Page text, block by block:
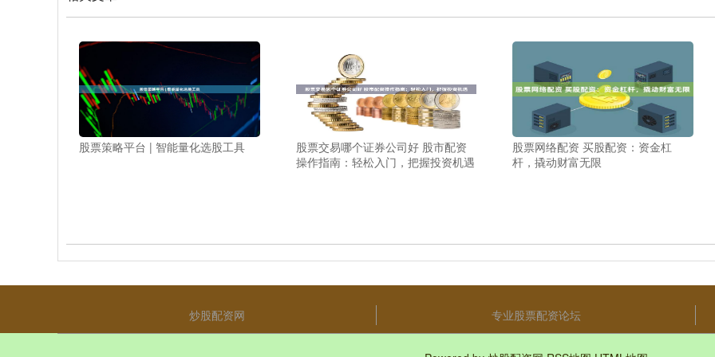
股票策略平台 | 智能量化选股工具
股票交易哪个证券公司好 股市配资
操作指南：轻松入门，把握投资机遇
股票网络配资 买股配资：资金杠
杆，撬动财富无限
炒股配资网 专业股票配资论坛